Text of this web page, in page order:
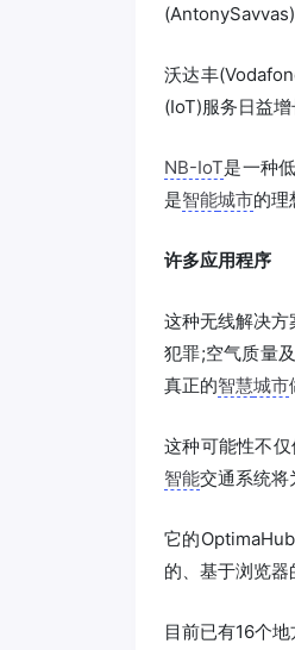
沃达丰
(IoT)服务日益
NB-IoT是一种
是智能城市的理
许多应用程序
这种无线解决
犯罪;空气质量
真正的智慧城市
这种可能性不
智能交通系统将
它的
的、基于浏览器
目前已有16个